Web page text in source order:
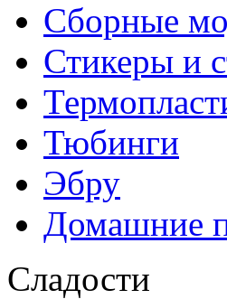
Сборные
Стикеры и
Тюбинги
Эбру
Домашние
Сладости